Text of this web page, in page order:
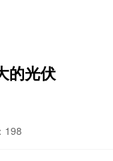
的光伏
198